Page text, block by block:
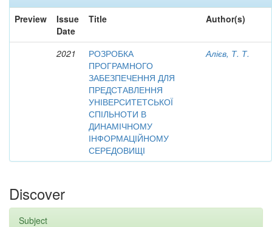
Preview
Issue
Date
Title Author(s)
2021
РОЗРОБКА
ПРОГРАМНОГО
ЗАБЕЗПЕЧЕННЯ ДЛЯ
ПРЕДСТАВЛЕННЯ
УНІВЕРСИТЕТСЬКОЇ
СПІЛЬНОТИ В
ДИНАМІЧНОМУ
ІНФОРМАЦІЙНОМУ
СЕРЕДОВИЩІ
Алієв, Т. Т.
Discover
Subject